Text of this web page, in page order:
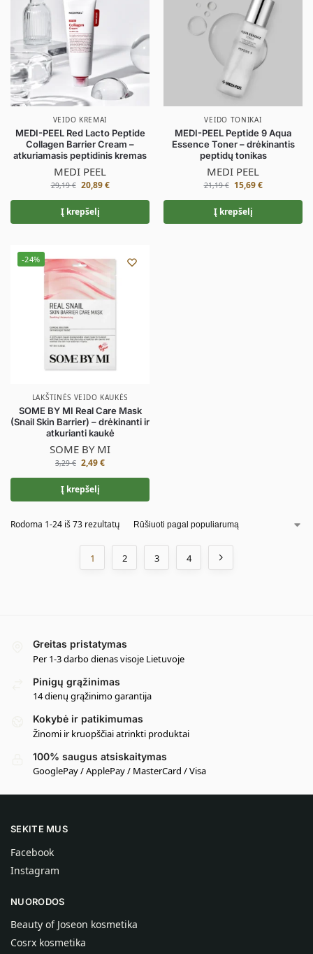
VEIDO KREMAI
MEDI-PEEL Red Lacto Peptide
Collagen Barrier Cream –
atkuriamasis peptidinis kremas
MEDI PEEL
29,19€ 20,89€
Į krepšelį
VEIDO TONIKAI
MEDI-PEEL Peptide 9 Aqua
Essence Toner – drėkinantis
peptidų tonikas
MEDI PEEL
21,19€ 15,69€
Į krepšelį
-24%
LAKŠTINĖS VEIDO KAUKĖS
SOME BY MI Real Care Mask
(Snail Skin Barrier) – drėkinanti ir
atkurianti kaukė
SOME BY MI
3,29€ 2,49€
Į krepšelį
Rodoma 1-24 iš 73 rezultatų
1 2 3 4
Greitas pristatymas
Per 1-3 darbo dienas visoje Lietuvoje
Pinigų grąžinimas
14 dienų grąžinimo garantija
Kokybė ir patikimumas
Žinomi ir kruopščiai atrinkti produktai
100% saugus atsiskaitymas
GooglePay / ApplePay / MasterCard / Visa
SEKITE MUS
Facebook
Instagram
NUORODOS
Beauty of Joseon kosmetika
Cosrx kosmetika